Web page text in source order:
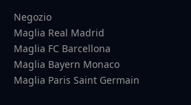
Negozio
Maglia Real Madrid
Maglia FC Barcellona
Maglia Bayern Monaco
Maglia Paris Saint Germain